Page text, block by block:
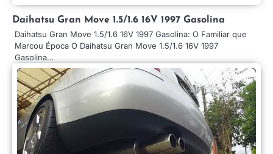
Daihatsu Gran Move 1.5/1.6 16V 1997 Gasolina
Daihatsu Gran Move 1.5/1.6 16V 1997 Gasolina: O Familiar que
Marcou Época O Daihatsu Gran Move 1.5/1.6 16V 1997
Gasolina…